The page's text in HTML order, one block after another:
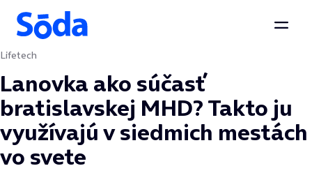
Preskočiť na obsah
Lifetech
Lanovka ako súčasť
bratislavskej MHD? Takto ju
využívajú v siedmich mestách
vo svete